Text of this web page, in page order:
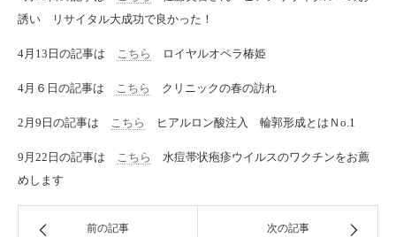
誘い リサイタル大成功で良かった！
4月13日の記事は こちら ロイヤルオペラ椿姫
4月６日の記事は こちら クリニックの春の訪れ
2月9日の記事は こちら ヒアルロン酸注入 輪郭形成とはＮo.1
9月22日の記事は こちら
水痘帯状疱疹ウイルスのワクチンをお薦
めします
前の記事 次の記事